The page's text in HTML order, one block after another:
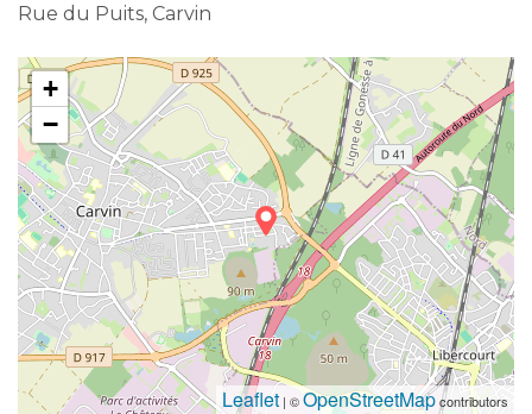
Rue du Puits, Carvin
+
−
Leaflet | ©OpenStreetMapcontributors